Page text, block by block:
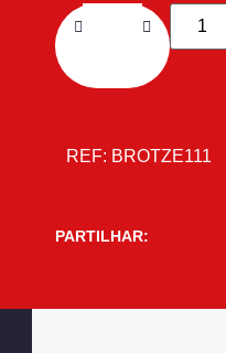
REF: BROTZE111
PARTILHAR: